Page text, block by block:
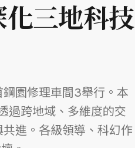
三地科技
園修理車間3舉行。本
過跨地域、多維度的交
進。各級領導、科幻作